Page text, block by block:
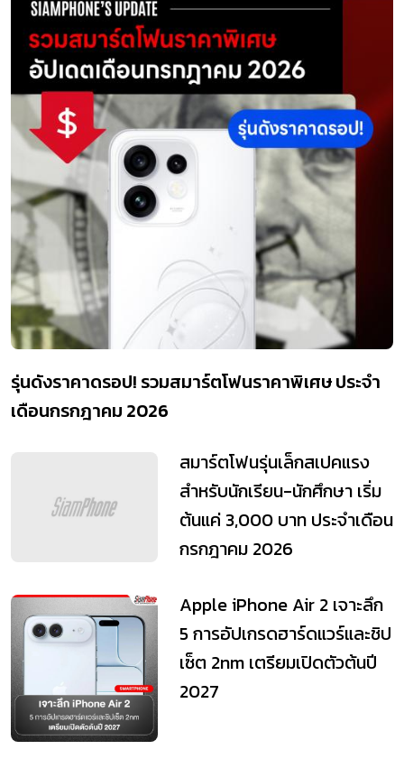
รุ่นดังราคาดรอป! รวมสมาร์ตโฟนราคาพิเศษ ประจำ
เดือนกรกฎาคม 2026
สมาร์ตโฟนรุ่นเล็กสเปคแรง
สำหรับนักเรียน-นักศึกษา เริ่ม
ต้นแค่ 3,000 บาท ประจำเดือน
กรกฎาคม 2026
Apple iPhone Air 2 เจาะลึก
5 การอัปเกรดฮาร์ดแวร์และชิป
เซ็ต 2nm เตรียมเปิดตัวต้นปี
2027